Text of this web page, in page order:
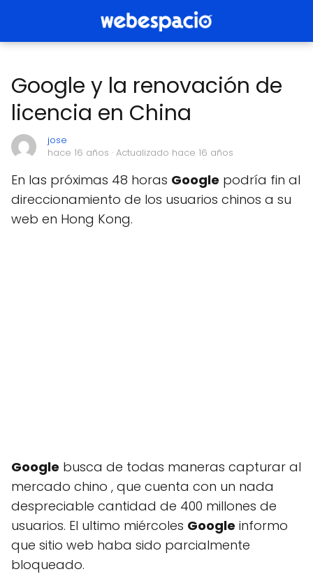
Google y la renovación de
licencia en China
jose
hace 16 años · Actualizado hace 16 años
En las próximas 48 horas Google podría fin al
direccionamiento de los usuarios chinos a su
web en Hong Kong.
Google busca de todas maneras capturar al
mercado chino , que cuenta con un nada
despreciable cantidad de 400 millones de
usuarios. El ultimo miércoles Google informo
que sitio web haba sido parcialmente
bloqueado.